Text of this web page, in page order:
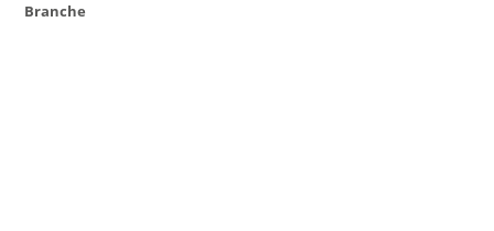
Branche